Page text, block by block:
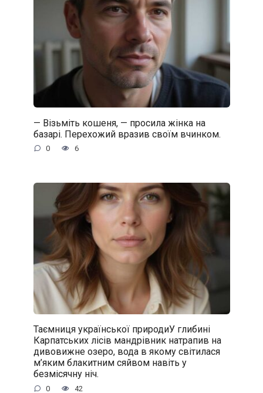
— Візьміть кошеня, — просила жінка на
базарі. Перехожий вразив своїм вчинком.
0 6
Таємниця української природиУ глибині
Карпатських лісів мандрівник натрапив на
дивовижне озеро, вода в якому світилася
м’яким блакитним сяйвом навіть у
безмісячну ніч.
0 42